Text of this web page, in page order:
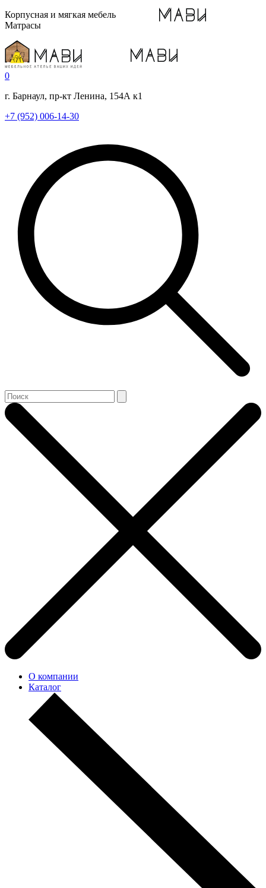
Корпусная и мягкая мебель
Матрасы
0
г. Барнаул, пр-кт Ленина, 154А к1
+7 (952) 006-14-30
О компании
Каталог